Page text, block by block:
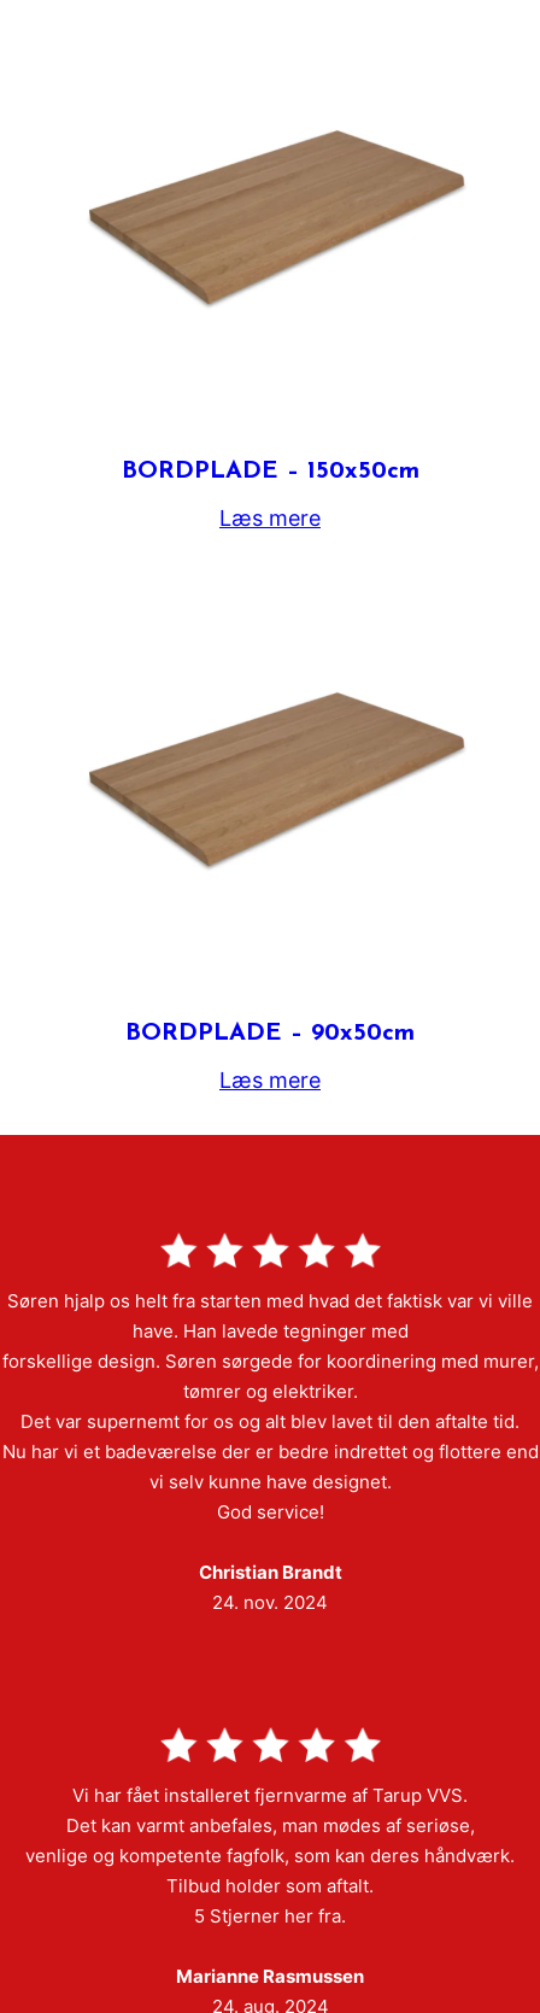
BORDPLADE – 150x50cm
Læs mere
BORDPLADE – 90x50cm
Læs mere
Søren hjalp os helt fra starten med hvad det faktisk var vi ville
have. Han lavede tegninger med
forskellige design. Søren sørgede for koordinering med murer,
tømrer og elektriker.
Det var supernemt for os og alt blev lavet til den aftalte tid.
Nu har vi et badeværelse der er bedre indrettet og flottere end
vi selv kunne have designet.
God service!
Christian Brandt
24. nov. 2024
Vi har fået installeret fjernvarme af Tarup VVS.
Det kan varmt anbefales, man mødes af seriøse,
venlige og kompetente fagfolk, som kan deres håndværk.
Tilbud holder som aftalt.
5 Stjerner her fra.
Marianne Rasmussen
24. aug. 2024